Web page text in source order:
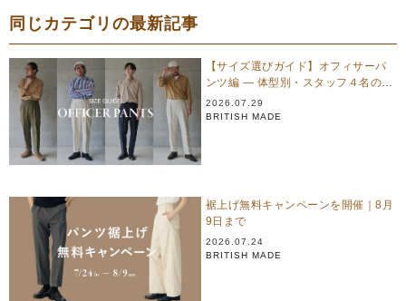
同じカテゴリの最新記事
【サイズ選びガイド】オフィサーパ
ンツ編 — 体型別・スタッフ４名のリ
アル試着
2026.07.29
BRITISH MADE
裾上げ無料キャンペーンを開催｜8月
9日まで
2026.07.24
BRITISH MADE